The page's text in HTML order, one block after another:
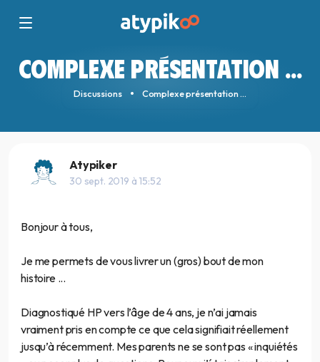
COMPLEXE PRÉSENTATION ...
Discussions Complexe présentation ...
Atypiker
30 sept. 2019 à 15:52
Bonjour à tous,
Je me permets de vous livrer un (gros) bout de mon
histoire ...
Diagnostiqué HP vers l’âge de 4 ans, je n’ai jamais
vraiment pris en compte ce que cela signifiait réellement
jusqu’à récemment. Mes parents ne se sont pas « inquiétés